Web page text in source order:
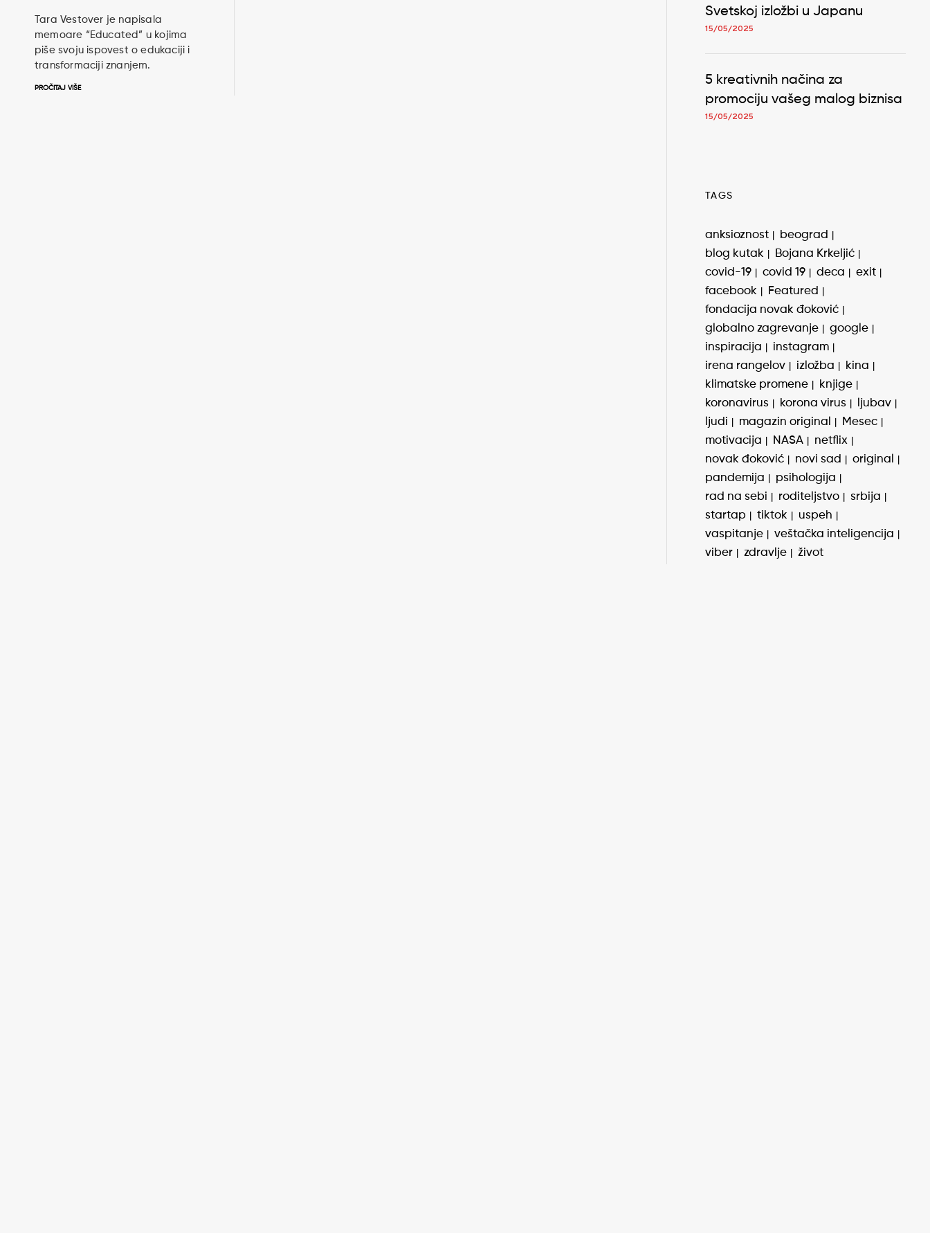
Tara Vestover je napisala
memoare “Educated” u kojima
piše svoju ispovest o edukaciji i
transformaciji znanjem.
PROČITAJ VIŠE
Svetskoj izložbi u Japanu
15/05/2025
5 kreativnih načina za
promociju vašeg malog biznisa
15/05/2025
TAGS
anksioznost
beograd
blog kutak
Bojana Krkeljić
covid-19
covid 19 deca
exit
facebook
Featured
fondacija novak đoković
globalno zagrevanje
google
inspiracija
instagram
irena rangelov
izložba
kina
klimatske promene
knjige
koronavirus
korona virus
ljubav
ljudi
magazin original
Mesec
motivacija
NASA
netflix
novak đoković
novi sad
original
pandemija
psihologija
rad na sebi
roditeljstvo
srbija
startap
tiktok
uspeh
vaspitanje
veštačka inteligencija
viber
zdravlje život